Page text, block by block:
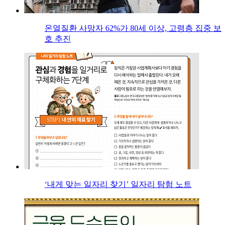
온열질환 사망자 62%가 80세 이상, 고령층 집중 보
호 추진
‘내게 맞는 일자리 찾기’ 일자리 탐험 노트